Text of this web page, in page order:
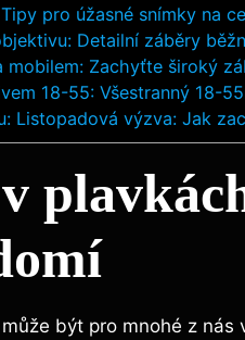
pro úžasné snímky na
Detailní záběry
Zachyťte široký
18-55: Všestranný 18-
Listopadová výzva: Jak
může být pro mnohé z nás